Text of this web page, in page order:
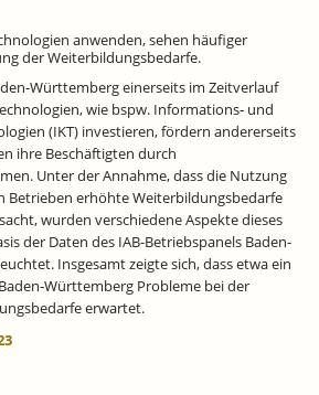
anwenden, sehen häufiger
der Weiterbildungsbedarfe.
einerseits im Zeitverlauf
wie bspw. Informations‐ und
(IKT) investieren, fördern andererseits
ihre Beschäftigten durch
Unter der Annahme, dass die Nutzung
Betrieben erhöhte Weiterbildungsbedarfe
wurden verschiedene Aspekte dieses
der Daten des IAB-Betriebspanels Baden-
Insgesamt zeigte sich, dass etwa ein
Probleme bei der
erwartet.